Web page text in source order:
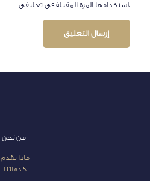
لاستخدامها المرة المقبلة في تعليقي.
_من نحن
ماذا نقدم
خدماتنا